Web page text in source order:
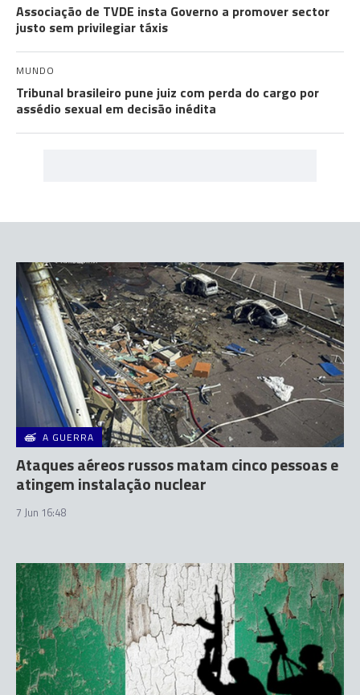
Associação de TVDE insta Governo a promover sector
justo sem privilegiar táxis
MUNDO
Tribunal brasileiro pune juiz com perda do cargo por
assédio sexual em decisão inédita
A GUERRA
Ataques aéreos russos matam cinco pessoas e
atingem instalação nuclear
7 Jun 16:48